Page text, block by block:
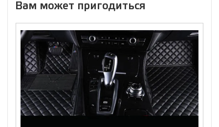
Вам может пригодиться